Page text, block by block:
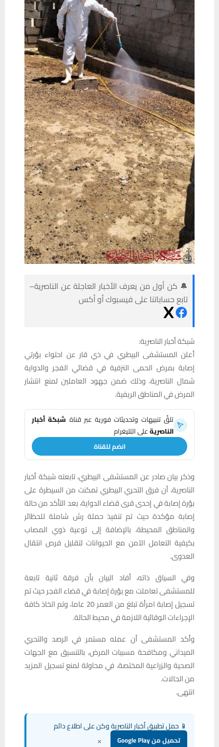
🔔 كن أول من يعرف الأخبار العاجلة عن الناصرية–
تابع حساباتنا على فيسبوك أو أكس
شبكة أخبار الناصرية:
أعلن المستشفى البيطري في ذي قار عن احتواء بؤرتي
إصابة بمرض الحمى النزفية في قضائي الفجر والدواية
شمال الناصرية، وذلك ضمن جهود العاملين لمنع انتشار
المرض في المناطق الريفية.
تلقَّ تنبيهات وتحديثات فورية عبر قناة شبكة أخبار
الناصريةعلى التليغرام
انضم للقناة
وذكر بيان صادر عن المستشفى البيطري، تابعته شبكة أخبار
الناصرية، أن فرق التحري البيطري تمكنت من السيطرة على
بؤرة إصابة في إحدى قرى قضاء الدواية، بعد التأكد من حالة
إصابة مؤكدة حيث تم تنفيذ حملة رش شاملة للحظائر
والمناطق المحيطة، بالإضافة إلى توعية ذوي المصاب
بكيفية التعامل الآمن مع الحيوانات لتقليل فرص انتقال
العدوى.
وفي السياق ذاته، أفاد البيان بأن فرقة ثانية تابعة
للمستشفى تعاملت مع بؤرة إصابة في قضاء الفجر حيث تم
تسجيل إصابة امرأة تبلغ من العمر 20 عاما، وتم اتخاذ كافة
الإجراءات الوقائية اللازمة في محيط الحالة.
وأكد المستشفى أن عمله مستمر في الرصد والتحري
الميداني ومكافحة مسببات المرض، بالتنسيق مع الجهات
الصحية والزراعية المختصة، في محاولة لمنع تسجيل المزيد
من الحالات.
انتهى.
📱 حمل تطبيق أخبار الناصرية وكن على اطلاع دائم
تحميل من Google Play ×